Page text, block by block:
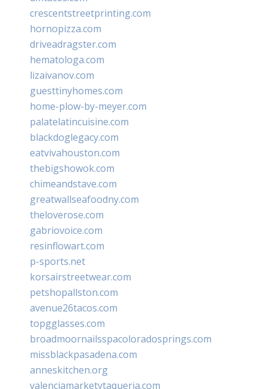
crescentstreetprinting.com
hornopizza.com
driveadragster.com
hematologa.com
lizaivanov.com
guesttinyhomes.com
home-plow-by-meyer.com
palatelatincuisine.com
blackdoglegacy.com
eatvivahouston.com
thebigshowok.com
chimeandstave.com
greatwallseafoodny.com
theloverose.com
gabriovoice.com
resinflowart.com
p-sports.net
korsairstreetwear.com
petshopallston.com
avenue26tacos.com
topgglasses.com
broadmoornailsspacoloradosprings.com
missblackpasadena.com
anneskitchen.org
valenciamarketytaqueria.com